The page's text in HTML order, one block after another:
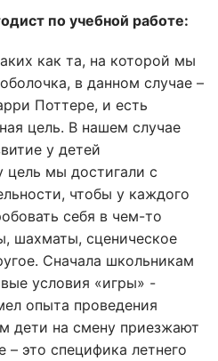
по учебной работе:
как та, на которой мы
в данном случае –
Поттере, и есть
цель. В нашем случае
у детей
цель мы достигали с
чтобы у каждого
себя в чем-то
шахматы, сценическое
Сначала школьникам
условия «игры» -
опыта проведения
дети на смену приезжают
– это специфика летнего